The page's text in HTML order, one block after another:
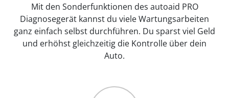
Mit den Sonderfunktionen des autoaid PRO
Diagnosegerät kannst du viele Wartungsarbeiten
ganz einfach selbst durchführen. Du sparst viel Geld
und erhöhst gleichzeitig die Kontrolle über dein
Auto.